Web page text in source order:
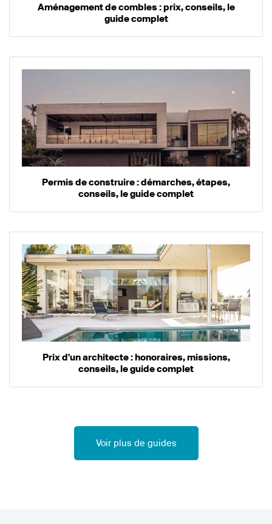
Aménagement de combles : prix, conseils, le
guide complet
Permis de construire : démarches, étapes,
conseils, le guide complet
Prix d'un architecte : honoraires, missions,
conseils, le guide complet
Voir plus de guides